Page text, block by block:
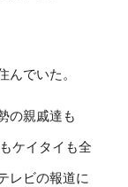
んでいた。
の親戚達も
ケイタイも全
レビの報道に